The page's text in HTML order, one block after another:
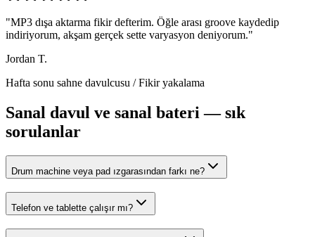
"MP3 dışa aktarma fikir defterim. Öğle arası groove kaydedip
indiriyorum, akşam gerçek sette varyasyon deniyorum."
Jordan T.
Hafta sonu sahne davulcusu /Fikir yakalama
Sanal davul ve sanal bateri — sık
sorulanlar
Drum machine veya pad ızgarasından farkı ne?
Telefon ve tablette çalışır mı?